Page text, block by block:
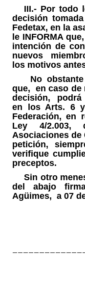
III.- Por todo
decisión
Fedetax, en la
le INFORMA
intención de
nuevos
los motivos
No obstante
que, en caso de
decisión, podrá
en los Arts. 6
Federación, en
Ley 4/
Asociaciones de
petición,
verifique
preceptos.
Sin otro
del abajo
Agüimes, a 07